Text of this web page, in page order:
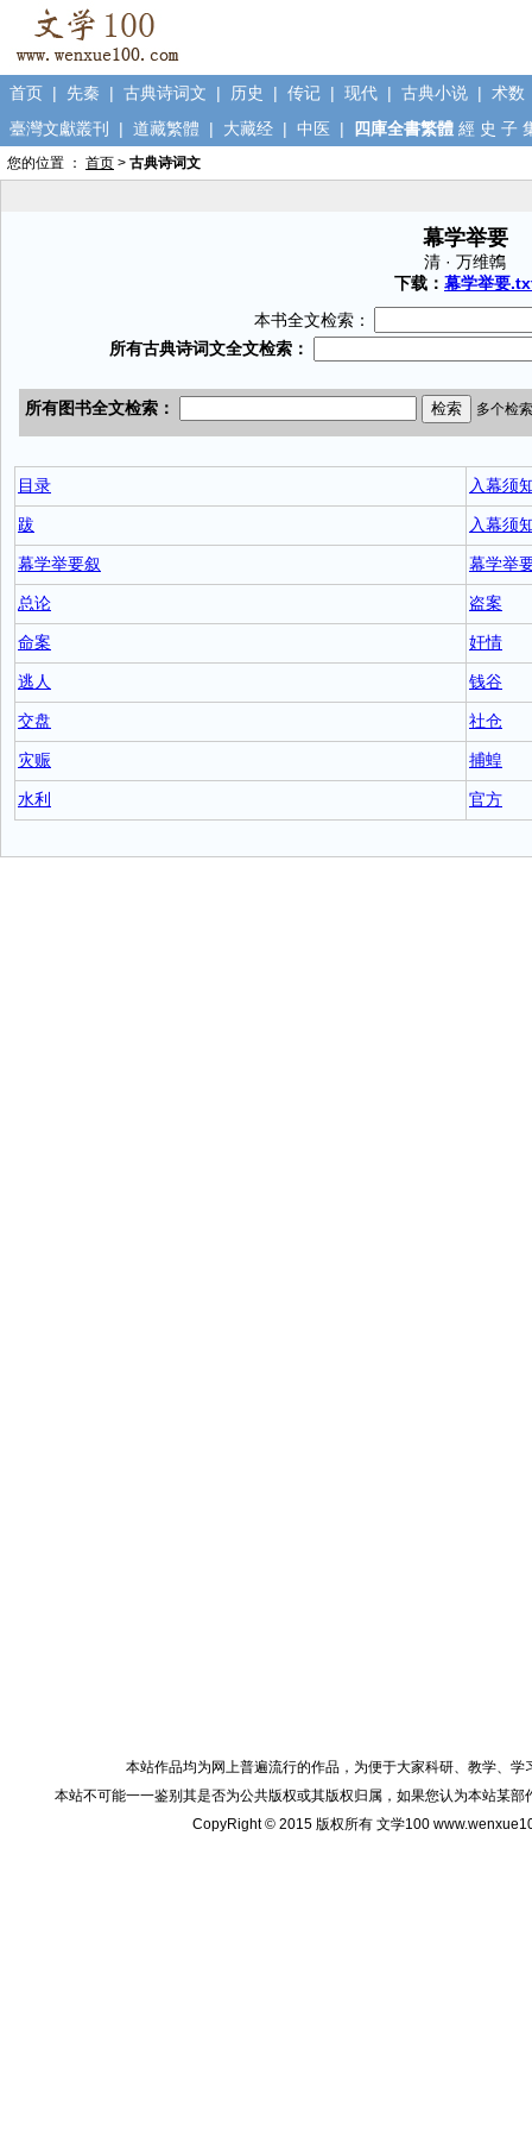
首页 | 先秦 | 古典诗词文 | 历史 | 传记 | 现代 | 古典小说 | 术数
臺灣文獻叢刊
| 道藏繁體 | 大藏经 | 中医 | 四庫全書繁體 經 史 子
您的位置 ： 首页 > 古典诗词文
幕学举要
清 · 万维鶾
下载： 幕学举要
本书全文检索：
目录 入幕须
跋 入幕须
幕学举要叙 幕学举
总论 盗案
命案 奸情
逃人 钱谷
交盘 社仓
灾赈 捕蝗
水利 官方
本站作品均为网上普遍流行的作品，为便于大家科研、教学、
本站不可能一一鉴别其是否为公共版权或其版权归属，如果您认为本站某
CopyRight © 2015 版权所有 文学100